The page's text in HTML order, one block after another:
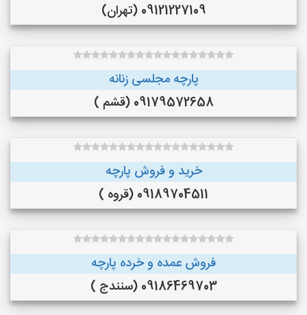
09121227109 (تهران)
پارچه مجلسی زنانه
09179572658 (قشم )
خرید و فروش پارچه
09189704511 (قروه )
فروش عمده و خرده پارچه
09186469703 (سنندج )